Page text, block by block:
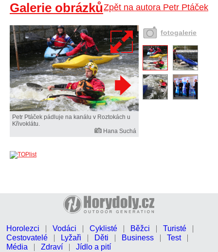
Zpět na autora Petr Ptáček
Galerie obrázků
Petr Ptáček pádluje na kanálu v Roztokách u
Křivoklátu.
Hana Suchá
fotogalerie
Horolezci Vodáci Cyklisté Běžci
Turisté
Cestovatelé
Lyžaři Děti Business
Test
Média
Zdraví Jídlo a pití